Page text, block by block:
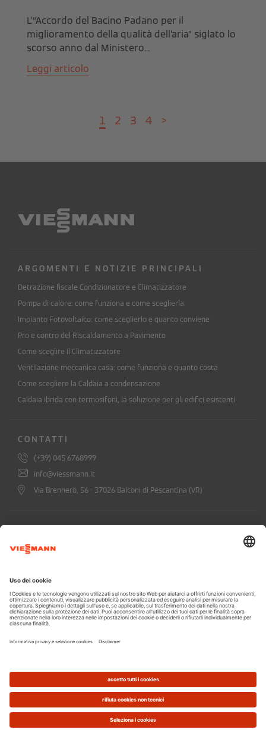
L’“Accordo del Bacino Padano per il
miglioramento della qualità dell’aria” siglato lo
scorso anno dal Ministero...
Leggi articolo
1 2 3 4 >
ARGOMENTI E NOTIZIE PRINCIPALI
Detrazione fiscale Condizionatore e Climatizzatore
Pompa di calore: come funziona e come sceglierla
Impianto Fotovoltaico: come sceglierlo e quanto conviene
Pro e contro del Riscaldamento a Pavimento
Come sceglire il Climatizzatore
Ventilazione meccanica casa: come funziona e quanto costa
Come scegliere la Caldaia a condensazione
Caldaia ibrida con termosifoni, la soluzione per gli edifici esistenti
CONTATTI
(+39) 045 6768999
info@viessmann.it
Via Brennero, 56 - 37026 Balconi di Pescantina (VR)
Confermo di aver preso visione dell'informativa privacy (leggi qui) *
A CARRIER COMPANY - @2026 CARRIER
Informazioni legali
Termini di utilizzo